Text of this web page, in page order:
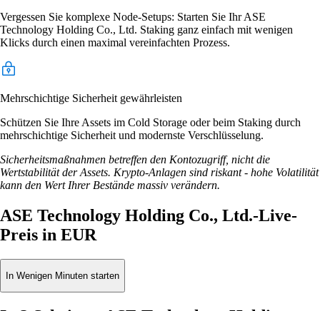
Vergessen Sie komplexe Node-Setups: Starten Sie Ihr ASE
Technology Holding Co., Ltd. Staking ganz einfach mit wenigen
Klicks durch einen maximal vereinfachten Prozess.
Mehrschichtige Sicherheit gewährleisten
Schützen Sie Ihre Assets im Cold Storage oder beim Staking durch
mehrschichtige Sicherheit und modernste Verschlüsselung.
Sicherheitsmaßnahmen betreffen den Kontozugriff, nicht die
Wertstabilität der Assets. Krypto-Anlagen sind riskant - hohe Volatilität
kann den Wert Ihrer Bestände massiv verändern.
ASE Technology Holding Co., Ltd.-Live-
Preis in EUR
In Wenigen Minuten starten